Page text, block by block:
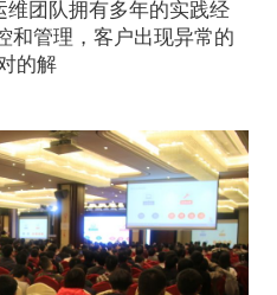
维团队拥有多年的实践经
和管理，客户出现异常的
的解